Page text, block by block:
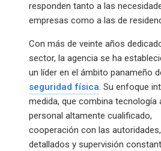
responden tanto a las
empresas como a las de
Con más de veinte años
sector, la agencia se ha
un líder en el ámbito panameño
seguridad física. Su enfoque
medida, que combina tecnología
personal altamente cualificado,
cooperación con las
detallados y supervisión